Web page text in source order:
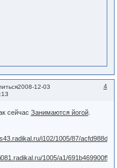
4
2008-12-03
сейчас Занимаются йогой.